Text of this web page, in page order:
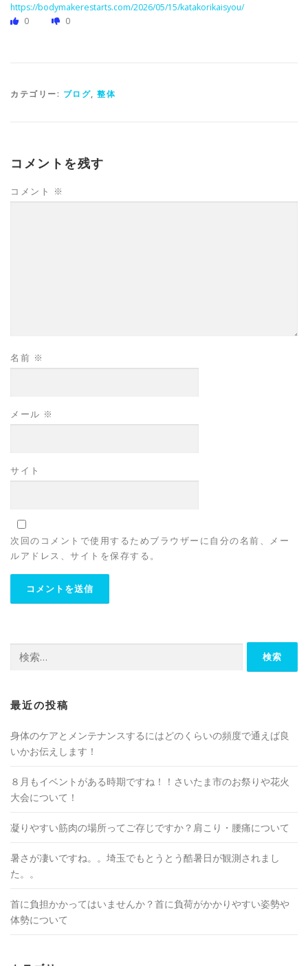
https://bodymakerestarts.com/2026/05/15/katakorikaisyou/
0
0
カテゴリー: ブログ, 整体
コメントを残す
コメント ※
名前 ※
メール ※
サイト
次回のコメントで使用するためブラウザーに自分の名前、メー
ルアドレス、サイトを保存する。
索:
最近の投稿
身体のケアとメンテナンスするにはどのくらいの頻度で通えば良
いかお伝えします！
８月もイベントがある時期ですね！！さいたま市のお祭りや花火
大会について！
凝りやすい筋肉の場所ってご存じですか？肩こり・腰痛について
暑さが凄いですね。。埼玉でもとうとう酷暑日が観測されまし
た。。
首に負担かかってはいませんか？首に負荷がかかりやすい姿勢や
体勢について